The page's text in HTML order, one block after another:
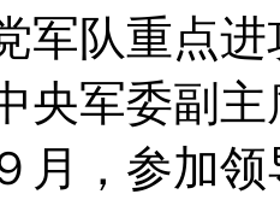
军队重点
央军委副
月，参加